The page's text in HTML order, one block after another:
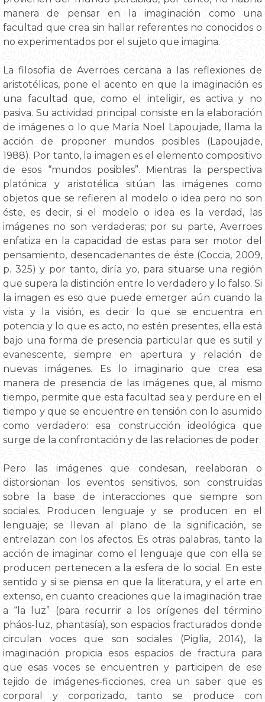
manera de pensar en la imaginación como una
facultad que crea sin hallar referentes no conocidos o
no experimentados por el sujeto que imagina.
La filosofía de Averroes cercana a las reflexiones de
aristotélicas, pone el acento en que la imaginación es
una facultad que, como el inteligir, es activa y no
pasiva. Su actividad principal consiste en la elaboración
de imágenes o lo que María Noel Lapoujade, llama la
acción de proponer mundos posibles (Lapoujade,
1988). Por tanto, la imagen es el elemento compositivo
de esos “mundos posibles”. Mientras la perspectiva
platónica y aristotélica sitúan las imágenes como
objetos que se refieren al modelo o idea pero no son
éste, es decir, si el modelo o idea es la verdad, las
imágenes no son verdaderas; por su parte, Averroes
enfatiza en la capacidad de estas para ser motor del
pensamiento, desencadenantes de éste (Coccia, 2009,
p. 325) y por tanto, diría yo, para situarse una región
que supera la distinción entre lo verdadero y lo falso. Si
la imagen es eso que puede emerger aún cuando la
vista y la visión, es decir lo que se encuentra en
potencia y lo que es acto, no estén presentes, ella está
bajo una forma de presencia particular que es sutil y
evanescente, siempre en apertura y relación de
nuevas imágenes. Es lo imaginario que crea esa
manera de presencia de las imágenes que, al mismo
tiempo, permite que esta facultad sea y perdure en el
tiempo y que se encuentre en tensión con lo asumido
como verdadero: esa construcción ideológica que
surge de la confrontación y de las relaciones de poder.
Pero las imágenes que condesan, reelaboran o
distorsionan los eventos sensitivos, son construidas
sobre la base de interacciones que siempre son
sociales. Producen lenguaje y se producen en el
lenguaje; se llevan al plano de la significación, se
entrelazan con los afectos. Es otras palabras, tanto la
acción de imaginar como el lenguaje que con ella se
producen pertenecen a la esfera de lo social. En este
sentido y si se piensa en que la literatura, y el arte en
extenso, en cuanto creaciones que la imaginación trae
a “la luz” (para recurrir a los orígenes del término
pháos-luz, phantasía), son espacios fracturados donde
circulan voces que son sociales (Piglia, 2014), la
imaginación propicia esos espacios de fractura para
que esas voces se encuentren y participen de ese
tejido de imágenes-ficciones, crea un saber que es
corporal y corporizado, tanto se produce con